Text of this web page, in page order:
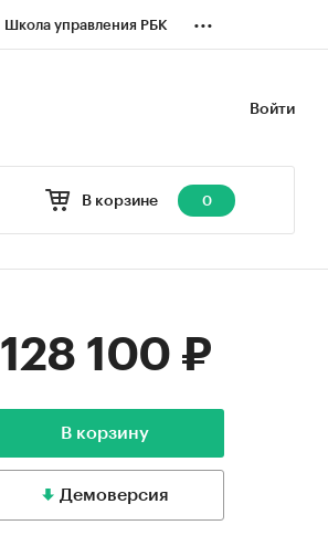
Школа управления РБК ...
Войти
В корзине 0
128 100 ₽
В корзину
Демоверсия